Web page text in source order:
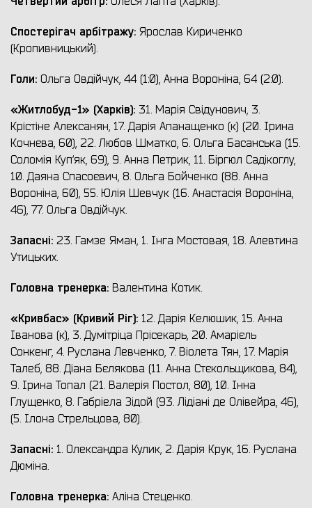
Спостерігач арбітражу: Ярослав Кириченко
(Кропивницький).
Голи: Ольга Овдійчук, 44 (1:0), Анна Вороніна, 64 (2:0).
«Житлобуд-1» (Харків): 31. Марія Свідунович, 3.
Крістіне Алексанян, 17. Дарія Апанащенко (к) (20. Ірина
Кочнєва, 60), 22. Любов Шматко, 6. Ольга Басанська (15.
Соломія Куп‘як, 69), 9. Анна Петрик, 11. Біргюл Садікоглу,
10. Даяна Спасоєвич, 8. Ольга Бойченко (88. Анна
Вороніна, 60), 55. Юлія Шевчук (16. Анастасія Вороніна,
46), 77. Ольга Овдійчук.
Запасні: 23. Гамзе Яман, 1. Інга Мостовая, 18. Алевтина
Утицьких.
Головна тренерка: Валентина Котик.
«Кривбас» (Кривий Ріг): 12. Дарія Келюшик, 15. Анна
Іванова (к), 3. Думітріца Прісекарь, 20. Амарієль
Сонкенг, 4. Руслана Левченко, 7. Віолета Тян, 17. Марія
Талеб, 88. Діана Бєлякова (11. Анна Стєкольщикова, 84),
9. Ірина Топал (21. Валерія Постол, 80), 10. Інна
Глущенко, 8. Габріела Зідой (93. Лідіані де Олівейра, 46),
(5. Ілона Стрельцова, 80).
Запасні: 1. Олександра Кулик, 2. Дарія Крук, 16. Руслана
Дюміна.
Головна тренерка: Аліна Стеценко.